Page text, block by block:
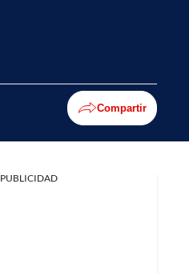
Compartir
PUBLICIDAD